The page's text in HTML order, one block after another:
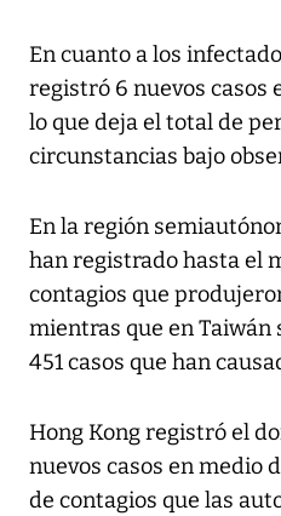
En cuanto a los
registró 6 nuevos casos
lo que deja el total de
circunstancias bajo
En la región
han registrado hasta el
contagios que
mientras que en Taiwán
451 casos que han
Hong Kong registró el
nuevos casos en medio
de contagios que las